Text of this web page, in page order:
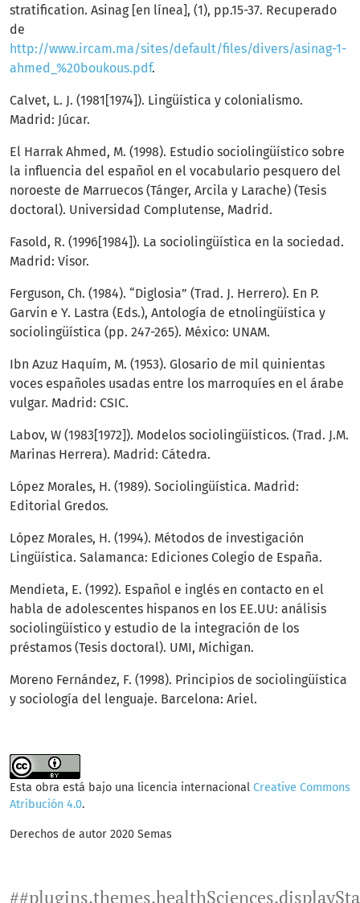
stratification. Asinag [en línea], (1), pp.15-37. Recuperado
de
http://www.ircam.ma/sites/default/files/divers/asinag-1-
ahmed_%20boukous.pdf.
Calvet, L. J. (1981[1974]). Lingüística y colonialismo.
Madrid: Júcar.
El Harrak Ahmed, M. (1998). Estudio sociolingüístico sobre
la influencia del español en el vocabulario pesquero del
noroeste de Marruecos (Tánger, Arcila y Larache) (Tesis
doctoral). Universidad Complutense, Madrid.
Fasold, R. (1996[1984]). La sociolingüística en la sociedad.
Madrid: Visor.
Ferguson, Ch. (1984). “Diglosia” (Trad. J. Herrero). En P.
Garvin e Y. Lastra (Eds.), Antología de etnolingüística y
sociolingüística (pp. 247-265). México: UNAM.
Ibn Azuz Haquím, M. (1953). Glosario de mil quinientas
voces españoles usadas entre los marroquíes en el árabe
vulgar. Madrid: CSIC.
Labov, W (1983[1972]). Modelos sociolingüísticos. (Trad. J.M.
Marinas Herrera). Madrid: Cátedra.
López Morales, H. (1989). Sociolingüística. Madrid:
Editorial Gredos.
López Morales, H. (1994). Métodos de investigación
Lingüística. Salamanca: Ediciones Colegio de España.
Mendieta, E. (1992). Español e inglés en contacto en el
habla de adolescentes hispanos en los EE.UU: análisis
sociolingüístico y estudio de la integración de los
préstamos (Tesis doctoral). UMI, Michigan.
Moreno Fernández, F. (1998). Principios de sociolingüística
y sociología del lenguaje. Barcelona: Ariel.
Esta obra está bajo una licencia internacional Creative Commons
Atribución 4.0.
Derechos de autor 2020 Semas